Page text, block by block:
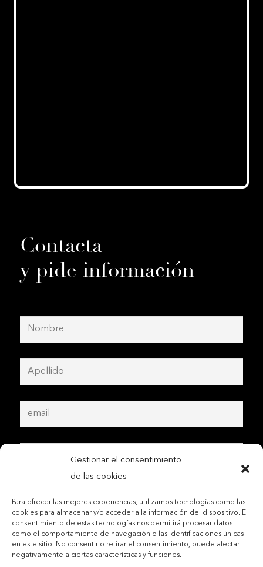
Gestionar el consentimiento
de las cookies
Para ofrecer las mejores experiencias, utilizamos tecnologías como las
cookies para almacenar y/o acceder a la información del dispositivo. El
consentimiento de estas tecnologías nos permitirá procesar datos
como el comportamiento de navegación o las identificaciones únicas
en este sitio. No consentir o retirar el consentimiento, puede afectar
negativamente a ciertas características y funciones.
Contacta
y pide información